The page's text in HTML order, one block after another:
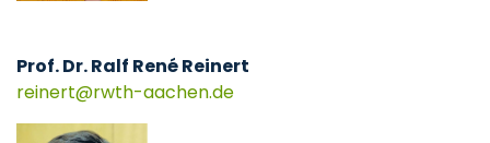
Prof. Dr. Ralf René Reinert
reinert
rwth-aachende